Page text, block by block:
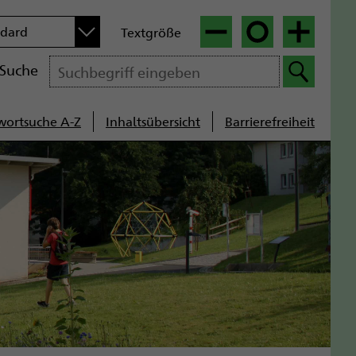
Textgröße
Suche
A-Z Inhaltsübersicht Barrierefreiheit